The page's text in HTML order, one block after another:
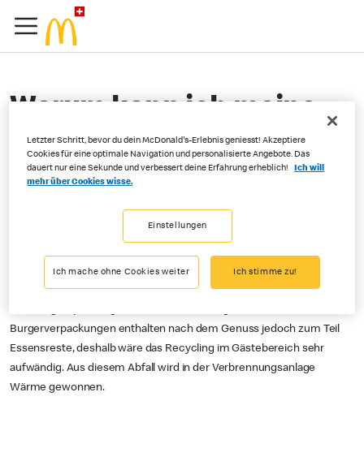
Warum kann ich meine
Verpackungen nicht
recyclen?
Recycling ist wichtig. Aus diesem Grund rezyklieren wir in unseren
wird z.B. Biodiesel herstellt, mit dem Lastwagen fahren können. Den
Karton rezyklieren wir und das Brot sowie die Getränke werden in
Burgerverpackungen enthalten nach dem Genuss jedoch zum Teil
Essensreste, deshalb wäre das Recycling im Gästebereich sehr
aufwändig. Aus diesem Abfall wird in der Verbrennungsanlage
Wärme gewonnen.
Letzter Schritt, bevor du dein McDonald's-Erlebnis geniesst! Akzeptiere
Cookies für eine optimale Navigation und personalisierte Angebote. Das
dauert nur eine Sekunde und verbessert deine Erfahrung erheblich!
Ich will
mehr über Cookies wisse.
Einstellungen
Ich mache ohne Cookies weiter Ich stimme zu!